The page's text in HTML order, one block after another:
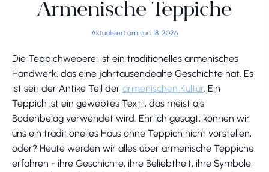
Armenische Teppiche
Aktualisiert am Juni 18, 2026
Die Teppichweberei ist ein traditionelles armenisches
Handwerk, das eine jahrtausendealte Geschichte hat. Es
ist seit der Antike Teil der armenischen Kultur. Ein
Teppich ist ein gewebtes Textil, das meist als
Bodenbelag verwendet wird. Ehrlich gesagt, können wir
uns ein traditionelles Haus ohne Teppich nicht vorstellen,
oder? Heute werden wir alles über armenische Teppiche
erfahren - ihre Geschichte, ihre Beliebtheit, ihre Symbole,